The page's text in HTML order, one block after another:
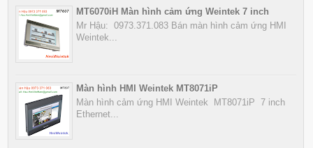
MT6070iH Màn hình cảm ứng Weintek 7 inch
Mr Hậu: 0973.371.083 Bán màn hình cảm ứng HMI
Weintek...
Màn hình HMI Weintek MT8071iP
Màn hình cảm ứng HMI Weintek MT8071iP 7 inch
Ethernet...